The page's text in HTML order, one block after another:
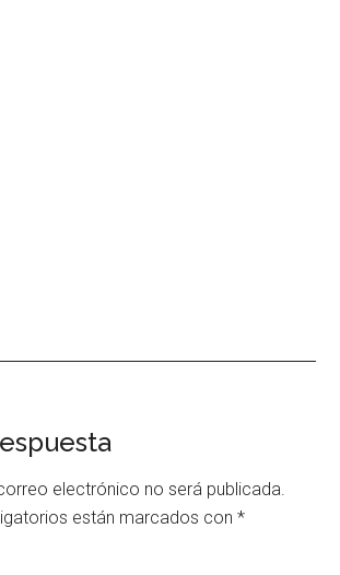
electrónico no será publicada.
están marcados con*